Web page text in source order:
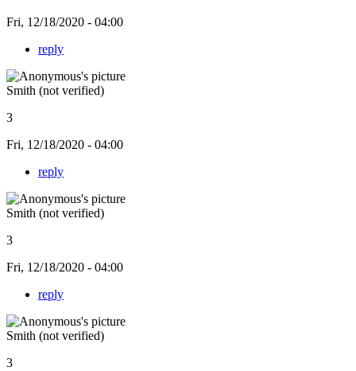
Fri, 12/18/2020 - 04:00
reply
Smith (not verified)
3
Fri, 12/18/2020 - 04:00
reply
Smith (not verified)
3
Fri, 12/18/2020 - 04:00
reply
Smith (not verified)
3